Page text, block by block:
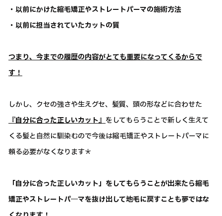
・以前にかけた縮毛矯正やストレートパーマの施術方法
・以前に担当されていたカットの質
つまり、今までの履歴の内容がとても重要になってくるからで
す！
しかし、クセの強さや生えグセ、髪質、頭の形などに合わせた
『自分に合った正しいカット』 をしてもらうことで新しく生えて
くる髪と自然に馴染むので今後は縮毛矯正やストレートパーマに
頼る必要がなくなります＊
「自分に合った正しいカット」をしてもらうことが出来たら縮毛
矯正やストレートパ―マを抜け出して地毛に戻すことも夢ではな